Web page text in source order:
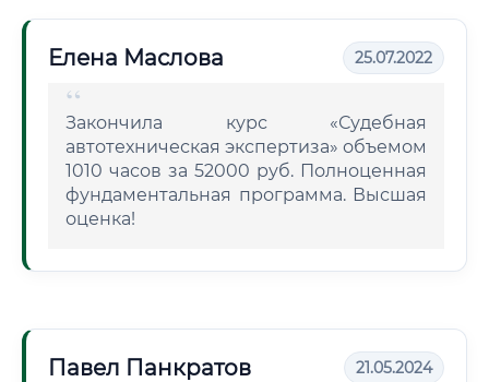
Елена Маслова 25.07.2022
Закончила курс «Судебная
автотехническая экспертиза» объемом
1010 часов за 52000 руб. Полноценная
фундаментальная программа. Высшая
оценка!
Павел Панкратов 21.05.2024